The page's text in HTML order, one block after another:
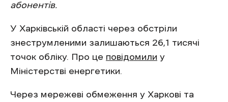
абонентів.
У Харківській області через обстріли
знеструмленими залишаються 26,1 тисячі
точок обліку. Про це повідомили у
Міністерстві енергетики.
Через мережеві обмеження у Харкові та